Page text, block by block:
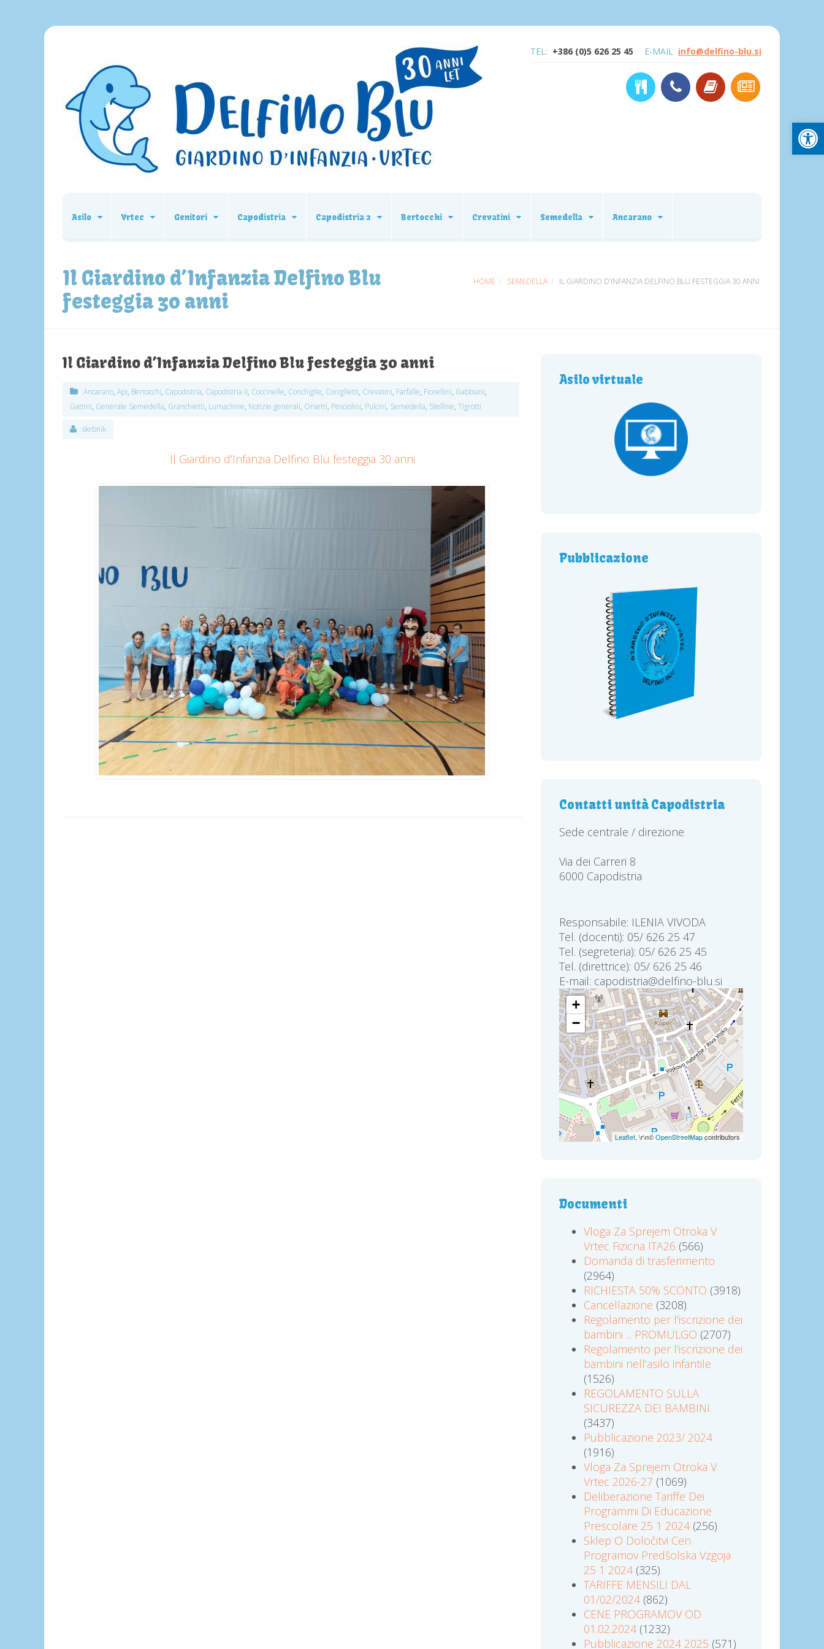
TEL: +386 (0)5 626 25 45 E-MAIL info@delfino-blu.si
Asilo Vrtec Genitori Capodistria Capodistria 2 Bertocchi Crevatini Semedella Ancarano
Il Giardino d’Infanzia Delfino Blu
festeggia 30 anni
HOME SEMEDELLA IL GIARDINO D’INFANZIA DELFINO BLU FESTEGGIA 30 ANNI
Il Giardino d’Infanzia Delfino Blu festeggia 30 anni
Ancarano, Api, Bertocchi, Capodistria, Capodistria II, Coccinelle, Conchiglie, Coniglietti, Crevatini, Farfalle, Fiorellini, Gabbiani,
Gattini, Generale Semedella, Granchietti, Lumachine, Notizie generali, Orsetti, Pesciolini, Pulcini, Semedella, Stelline, Tigrotti
skrbnik
Il Giardino d’Infanzia Delfino Blu festeggia 30 anni
Asilo virtuale
Pubblicazione
Contatti unità Capodistria
Sede centrale / direzione
Via dei Carreri 8
6000 Capodistria
Responsabile: ILENIA VIVODA
Tel. (docenti): 05/ 626 25 47
Tel. (segreteria): 05/ 626 25 45
Tel. (direttrice): 05/ 626 25 46
E-mail: capodistria@delfino-blu.si
+
−
Leaflet, \r\n©OpenStreetMapcontributors
Documenti
Vloga Za Sprejem Otroka V
Vrtec Fizicna ITA26 (566)
Domanda di trasferimento
(2964)
RICHIESTA 50% SCONTO (3918)
Cancellazione (3208)
Regolamento per l’iscrizione dei
bambini ... PROMULGO (2707)
Regolamento per l’iscrizione dei
bambini nell’asilo infantile
(1526)
REGOLAMENTO SULLA
SICUREZZA DEI BAMBINI
(3437)
Pubblicazione 2023/ 2024
(1916)
Vloga Za Sprejem Otroka V
Vrtec 2026-27 (1069)
Deliberazione Tariffe Dei
Programmi Di Educazione
Prescolare 25 1 2024(256)
Sklep O Določitvi Cen
Programov Predšolska Vzgoja
25 1 2024(325)
TARIFFE MENSILI DAL
01/02/2024(862)
CENE PROGRAMOV OD
01.02.2024(1232)
Pubblicazione 2024 2025 (571)